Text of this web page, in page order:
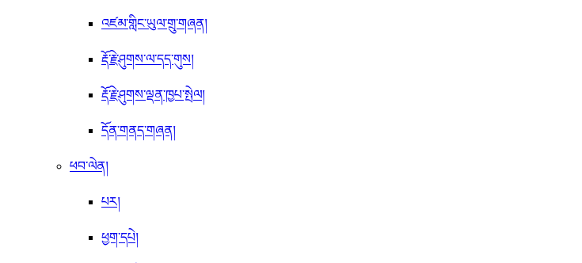
འཛམ་གླིང་ཡུལ་གྲུ་གཞན།
རྡོ་རྗེ་ཤུགས་ལ་དད་གུས།
རྡོ་རྗེ་ཤུགས་ལྡན་ཁྱཔ་སྤེལ།
དོན་གནད་གཞན།
ཕབ་ལེན།
པར།
ཕྱག་དཔེ།